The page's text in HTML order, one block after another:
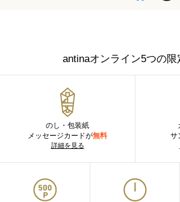
antinaオンライン5つの限
のし・包装紙
メッセージカードが無料
詳細を見る
サ